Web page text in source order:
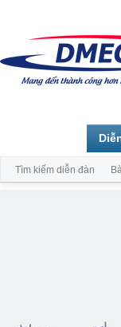
Tìm kiếm diễn đàn